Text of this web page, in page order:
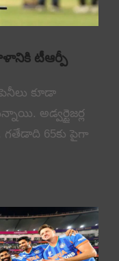
టీఆర్పీ
కూడా
అడ్వర్టైజర్ల
గతేడాది 65కు పైగా